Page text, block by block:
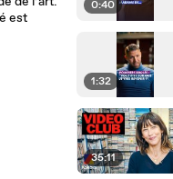
est
0:40
1:32
35:11